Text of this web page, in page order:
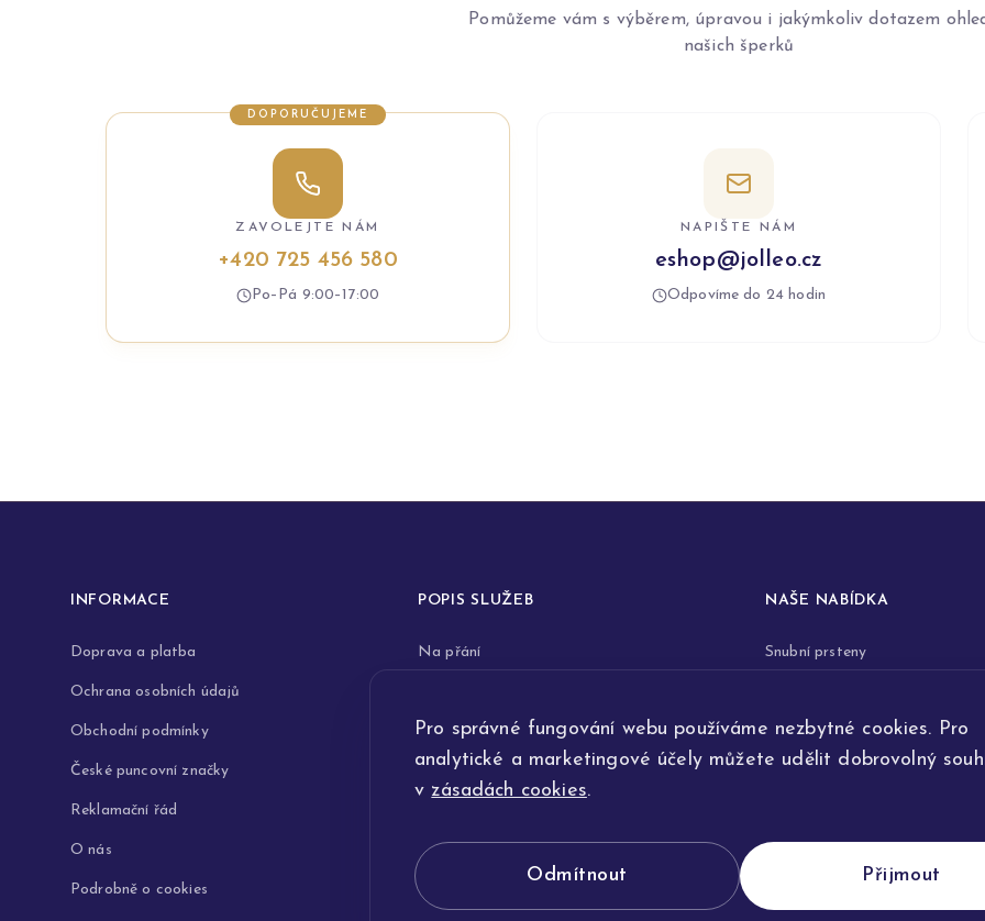
Pro správné fungování webu používáme nezbytné cookies. Pro
analytické a marketingové účely můžete udělit dobrovolný
v zásadách cookies.
Odmítnout Přijmout
Pomůžeme vám s výběrem, úpravou i jakýmkoliv dotazem
našich šperků
DOPORUČUJEME
ZAVOLEJTE NÁM
+420 725 456 580
Po–Pá 9:00–17:00
NAPIŠTE NÁM
eshop@jolleo.cz
Odpovíme do 24 hodin
INFORMACE
Doprava a platba
Ochrana osobních údajů
Obchodní podmínky
České puncovní značky
Reklamační řád
O nás
Podrobně o cookies
POPIS SLUŽEB
Na přání
Opravy a renovace šperků
Výkup zlata
NAŠE NABÍDKA
Snubní prsteny
Šperky
Na přání